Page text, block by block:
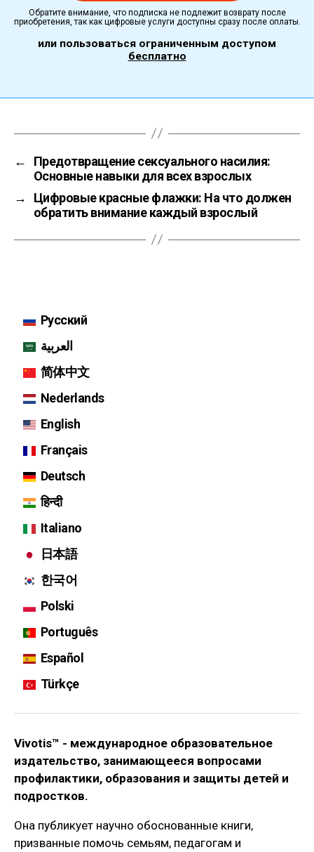
Обратите внимание, что подписка не подлежит возврату после
приобретения, так как цифровые услуги доступны сразу после оплаты.
или пользоваться ограниченным доступом
бесплатно
←
Предотвращение сексуального насилия:
Основные навыки для всех взрослых
→
Цифровые красные флажки: На что должен
обратить внимание каждый взрослый
Русский
العربية
简体中文
Nederlands
English
Français
Deutsch
हिन्दी
Italiano
日本語
한국어
Polski
Português
Español
Türkçe
Vivotis™ - международное образовательное
издательство, занимающееся вопросами
профилактики, образования и защиты детей и
подростков.
Она публикует научно обоснованные книги,
призванные помочь семьям, педагогам и